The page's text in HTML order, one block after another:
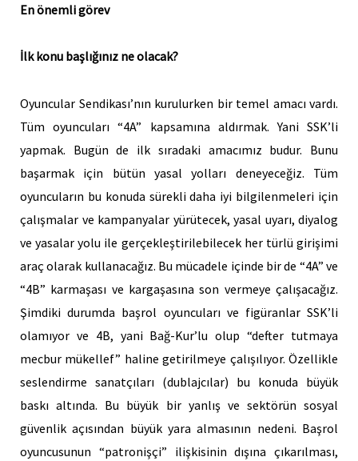
En önemli görev
İlk konu başlığınız ne olacak?
Oyuncular Sendikası’nın kurulurken bir temel amacı vardı.
Tüm oyuncuları “4A” kapsamına aldırmak. Yani SSK’li
yapmak. Bugün de ilk sıradaki amacımız budur. Bunu
başarmak için bütün yasal yolları deneyeceğiz. Tüm
oyuncuların bu konuda sürekli daha iyi bilgilenmeleri için
çalışmalar ve kampanyalar yürütecek, yasal uyarı, diyalog
ve yasalar yolu ile gerçekleştirilebilecek her türlü girişimi
araç olarak kullanacağız. Bu mücadele içinde bir de “4A” ve
“4B” karmaşası ve kargaşasına son vermeye çalışacağız.
Şimdiki durumda başrol oyuncuları ve figüranlar SSK’li
olamıyor ve 4B, yani Bağ-Kur’lu olup “defter tutmaya
mecbur mükellef” haline getirilmeye çalışılıyor. Özellikle
seslendirme sanatçıları (dublajcılar) bu konuda büyük
baskı altında. Bu büyük bir yanlış ve sektörün sosyal
güvenlik açısından büyük yara almasının nedeni. Başrol
oyuncusunun “patronişçi” ilişkisinin dışına çıkarılması,